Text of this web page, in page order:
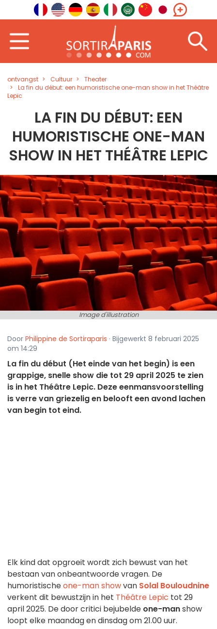
ontvangst Cultuur
Theater
La fin du début: een humoristische one-man show in het Théâtre
Lepic
LA FIN DU DÉBUT: EEN
HUMORISTISCHE ONE-MAN
SHOW IN HET THÉÂTRE LEPIC
Image d'illustration
Door Philippine de Sortiraparis · Bijgewerkt 8 februari 2025
om 14:29
La fin du début (Het einde van het begin) is een
grappige, snelle show die tot 29 april 2025 te zien
is in het Théâtre Lepic. Deze eenmansvoorstelling
is verre van griezelig en belooft een avond lachen
van begin tot eind.
Elk kind dat opgroeit wordt zich bewust van het
bestaan van onbeantwoorde vragen. De
humoristischeone-man showvan Solal Bouloudnine
verkent dit bewustzijn in het Théâtre Lepic tot 29
april 2025. De door critici bejubelde one-manshow
loopt elke maandag en dinsdag om 21.00 uur.